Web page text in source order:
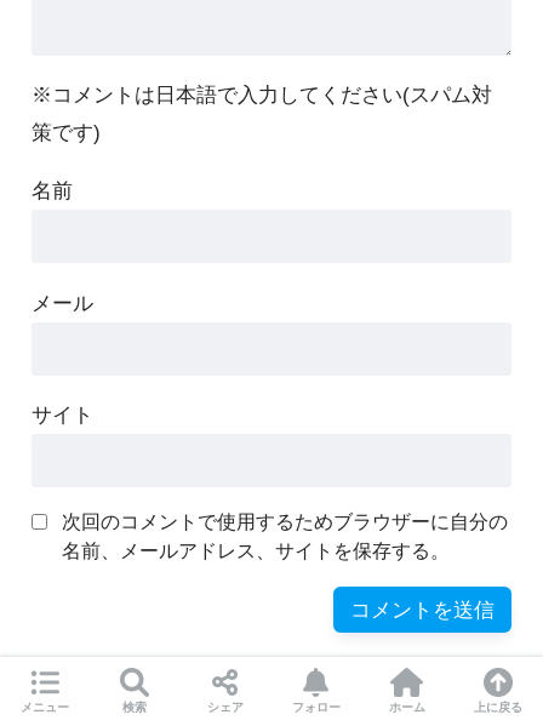
※コメントは日本語で入力してください(スパム対
策です)
名前
メール
サイト
次回のコメントで使用するためブラウザーに自分の
名前、メールアドレス、サイトを保存する。
メニュー 検索 シェア フォロー ホーム 上に戻る